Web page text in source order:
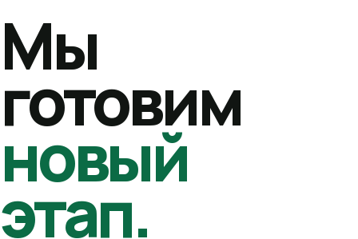
Мы
готовим
новый
этап.